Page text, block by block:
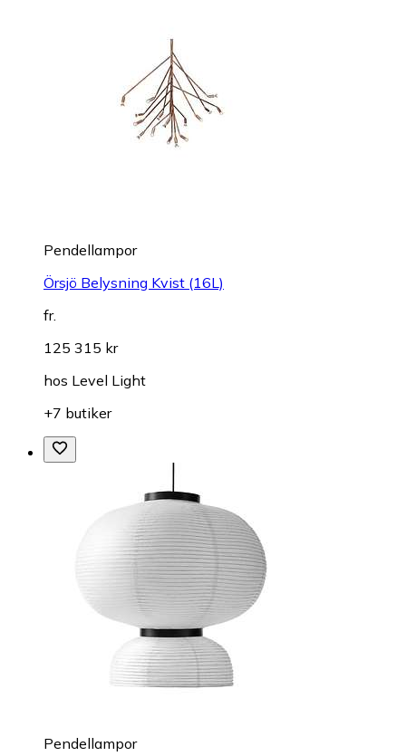
Pendellampor
Örsjö Belysning Kvist (16L)
fr.
125 315 kr
hos Level Light
+7 butiker
Pendellampor